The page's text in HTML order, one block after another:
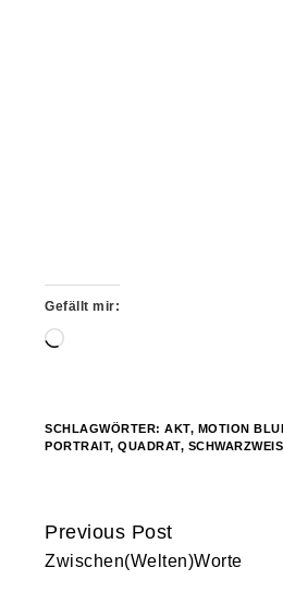
Gefällt mir:
Wird
SCHLAGWÖRTER:AKT, MOTION
PORTRAIT,QUADRAT, SCHWARZWEISS
Continue
Reading
Previous Post
Zwischen(Welten)Worte